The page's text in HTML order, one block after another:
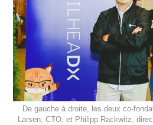
De gauche à droite, les deux co-
Larsen, CTO, et Philipp Rackwitz,